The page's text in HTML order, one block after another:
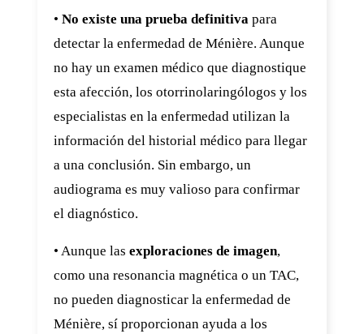
• No existe una prueba definitiva para
detectar la enfermedad de Ménière. Aunque
no hay un examen médico que diagnostique
esta afección, los otorrinolaringólogos y los
especialistas en la enfermedad utilizan la
información del historial médico para llegar
a una conclusión. Sin embargo, un
audiograma es muy valioso para confirmar
el diagnóstico.
• Aunque las exploraciones de imagen,
como una resonancia magnética o un TAC,
no pueden diagnosticar la enfermedad de
Ménière, sí proporcionan ayuda a los